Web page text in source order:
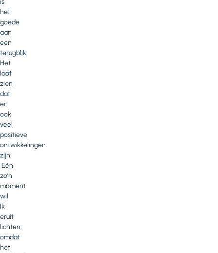
is
het
goede
aan
een
terugblik.
Het
laat
zien
dat
er
ook
veel
positieve
ontwikkelingen
zijn.
Eén
zo’n
moment
wil
ik
eruit
lichten,
omdat
het